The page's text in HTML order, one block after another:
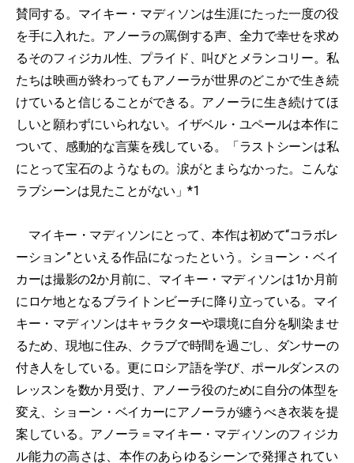
賛同する。マイキー・マディソンは生涯にたった一度の役
を手に入れた。アノーラの罵倒する声、全力で幸せを求め
るそのフィジカル性、プライド、叫びとメランコリー。私
たちは映画が終わってもアノーラが世界のどこかで生き続
けていると信じることができる。アノーラに生き続けてほ
しいと願わずにいられない。イザベル・ユペールは本作に
ついて、感動的な言葉を残している。「ラストシーンは私
にとって宝石のようなもの。涙がとまらなかった。こんな
ラブシーンは見たことがない」*1
マイキー・マディソンにとって、本作は初めて“コラボレ
ーション”といえる作品になったという。ショーン・ベイ
カーは撮影の2か月前に、マイキー・マディソンは1か月前
にロケ地となるブライトンビーチに降り立っている。マイ
キー・マディソンはキャラクターや環境に自分を馴染ませ
るため、現地に住み、クラブで時間を過ごし、ダンサーの
付き人をしている。更にロシア語を学び、ポールダンスの
レッスンを数か月受け、アノーラ役のために自分の体型を
変え、ショーン・ベイカーにアノーラが纏うべき衣装を提
案している。アノーラ＝マイキー・マディソンのフィジカ
ル能力の高さは、本作のあらゆるシーンで発揮されてい